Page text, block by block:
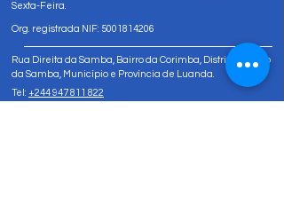
Sexta-Feira.
Org. registrada NIF: 5001814206
Rua Direita da Samba, Bairro da Corimba, Distrito Urbano
da Samba, Município e Província de Luanda.
Tel: +244 947 811 822